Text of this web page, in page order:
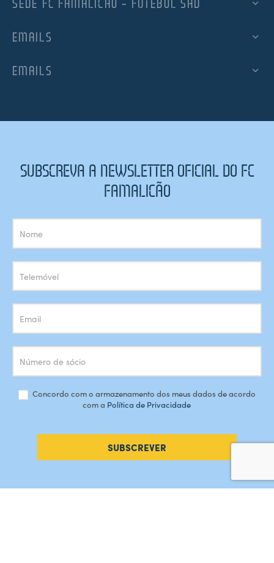
SEDE FC FAMALICÃO – FUTEBOL SAD
EMAILS
EMAILS
SUBSCREVA A NEWSLETTER OFICIAL DO FC
FAMALICÃO
Subscrição
Newsletter
Concordo com o armazenamento dos meus dados de acordo
com a Política de Privacidade
SUBSCREVER